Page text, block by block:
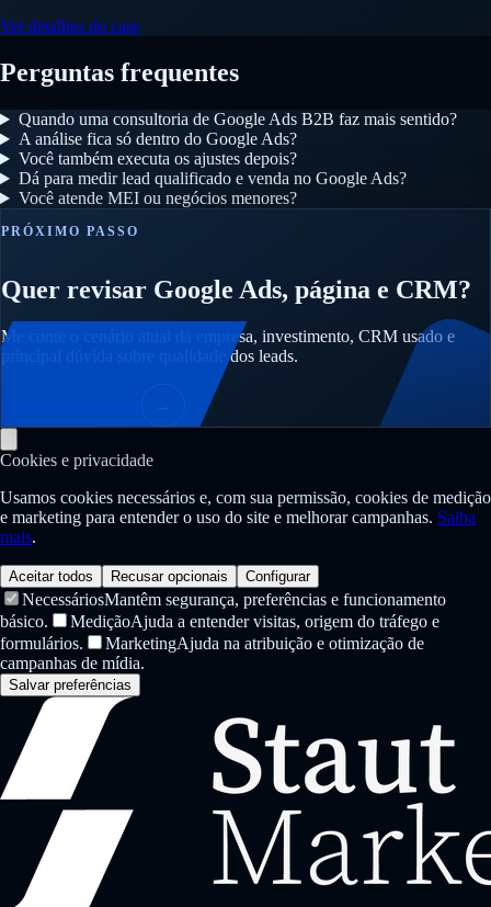
Ver detalhes do case
Perguntas frequentes
Quando uma consultoria de Google Ads B2B faz mais sentido?
A análise fica só dentro do Google Ads?
Você também executa os ajustes depois?
Dá para medir lead qualificado e venda no Google Ads?
Você atende MEI ou negócios menores?
PRÓXIMO PASSO
Quer revisar Google Ads, página e CRM?
Me conte o cenário atual da empresa, investimento, CRM usado e
principal dúvida sobre qualidade dos leads.
Cookies e privacidade
Usamos cookies necessários e, com sua permissão, cookies de medição
e marketing para entender o uso do site e melhorar campanhas. Saiba
mais.
Aceitar todos Recusar opcionais Configurar
NecessáriosMantêm segurança, preferências e funcionamento
básico.
MediçãoAjuda a entender visitas, origem do tráfego e
formulários.
MarketingAjuda na atribuição e otimização de
campanhas de mídia.
Salvar preferências